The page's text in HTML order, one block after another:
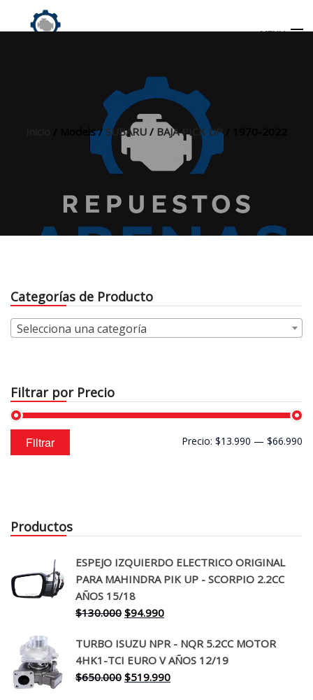
MENU
/ Models / SUBARU / BAJA PICK UP/ 1970-2022
Categorías de Producto
Selecciona una categoría
Filtrar por Precio
Precio
mínimo
Precio
máximo
Filtrar Precio: $13.990 — $66.990
Productos
ESPEJO IZQUIERDO ELECTRICO ORIGINAL
PARA MAHINDRA PIK UP - SCORPIO 2.2CC
AÑOS 15/18
$130.000 El
original
era:
$130.000.
$94.990El
actual
es:
$94.990.
TURBO ISUZU NPR - NQR 5.2CC MOTOR
4HK1-TCI EURO V AÑOS 12/19
$650.000 El
$519.990El